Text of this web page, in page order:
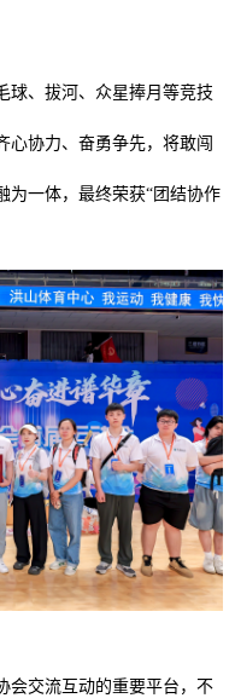
球、拔河、众星捧月等竞技
心协力、奋勇争先，将敢闯
为一体，最终荣获“团结协作
会交流互动的重要平台，不